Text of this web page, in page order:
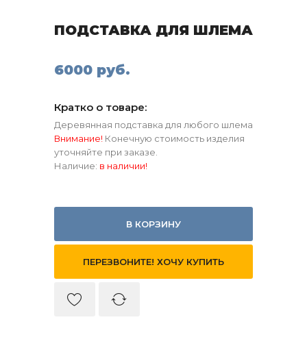
ПОДСТАВКА ДЛЯ ШЛЕМА
6000 руб.
Кратко о товаре:
Деревянная подставка для любого шлема
Внимание! Конечную стоимость изделия
уточняйте при заказе.
Наличие: в наличии!
В КОРЗИНУ
ПЕРЕЗВОНИТЕ! ХОЧУ КУПИТЬ